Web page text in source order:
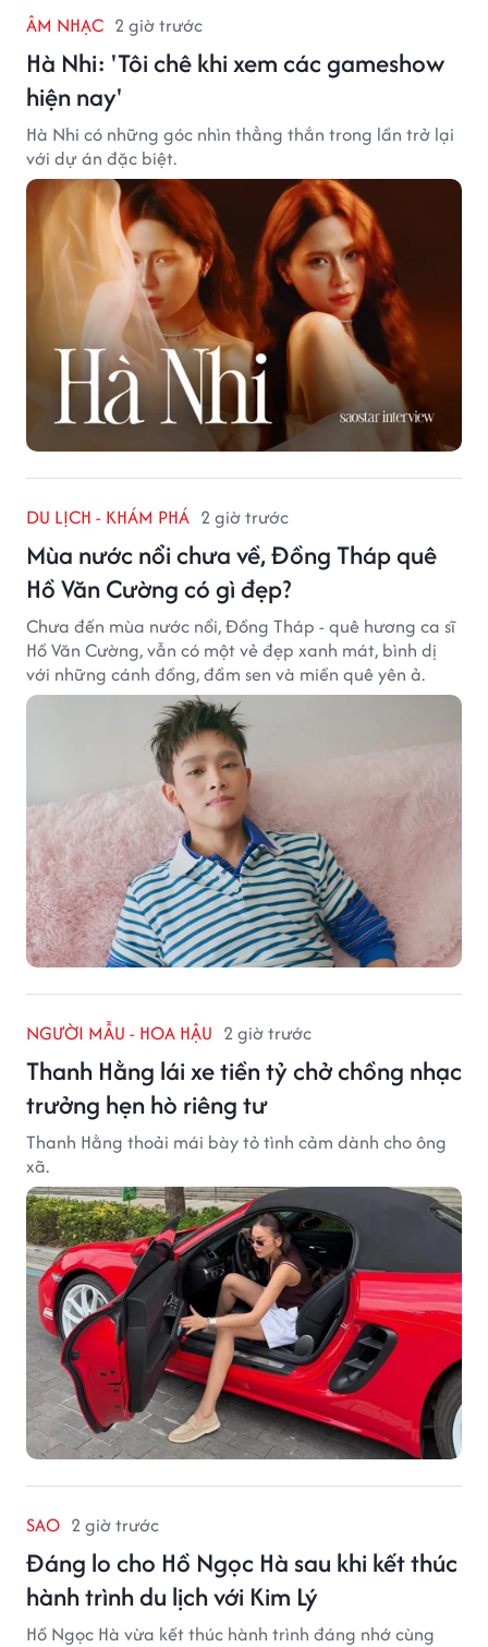
ÂM NHẠC 2 giờ trước
Hà Nhi: 'Tôi chê khi xem các gameshow
hiện nay'
Hà Nhi có những góc nhìn thẳng thắn trong lần trở lại
với dự án đặc biệt.
DU LỊCH - KHÁM PHÁ 2 giờ trước
Mùa nước nổi chưa về, Đồng Tháp quê
Hồ Văn Cường có gì đẹp?
Chưa đến mùa nước nổi, Đồng Tháp - quê hương ca sĩ
Hồ Văn Cường, vẫn có một vẻ đẹp xanh mát, bình dị
với những cánh đồng, đầm sen và miền quê yên ả.
NGƯỜI MẪU - HOA HẬU 2 giờ trước
Thanh Hằng lái xe tiền tỷ chở chồng nhạc
trưởng hẹn hò riêng tư
Thanh Hằng thoải mái bày tỏ tình cảm dành cho ông
xã.
SAO 2 giờ trước
Đáng lo cho Hồ Ngọc Hà sau khi kết thúc
hành trình du lịch với Kim Lý
Hồ Ngọc Hà vừa kết thúc hành trình đáng nhớ cùng